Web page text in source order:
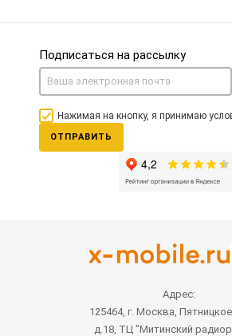
Подписаться на рассылку
Нажимая на кнопку, я принимаю
ОТПРАВИТЬ
Адрес:
125464, г. Москва,
д.18, ТЦ "Митинский